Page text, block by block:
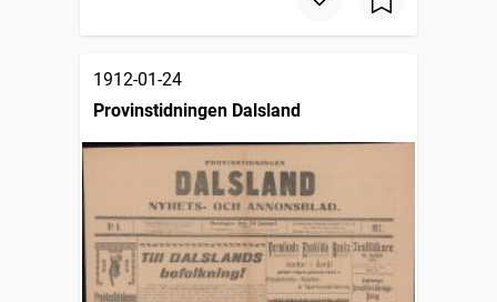
1912-01-24
Provinstidningen Dalsland